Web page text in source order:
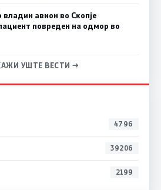
авион во Скопје
повреден на одмор во
УШТЕ ВЕСТИ →
4796
39206
2199